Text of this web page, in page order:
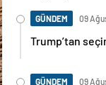
GÜNDEM 09
Trump’tan
GÜNDEM 09